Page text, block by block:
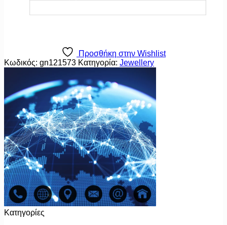
Προσθήκη στην Wishlist
Κωδικός: gn121573 Κατηγορία: Jewellery
Κατηγορίες